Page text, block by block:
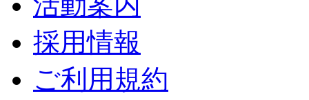
採用情報
ご利用規約